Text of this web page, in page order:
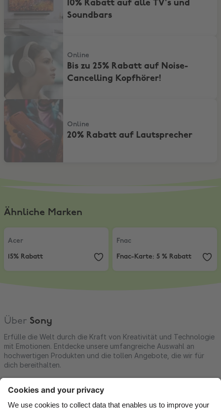
10% Rabatt auf alle TV's und
Soundbars
Bis zu 25% Rabatt auf Noise-Cancelling Kopfhörer!
Online
Bis zu 25% Rabatt auf Noise-
Cancelling Kopfhörer!
20% Rabatt auf Lautsprecher
Online
20% Rabatt auf Lautsprecher
Ähnliche Marken
Acer
Acer
15% Rabatt
Fnac
Fnac
Fnac-Karte: 5 % Rabatt
Über Sony
Erfülle die Welt durch die Kraft von Kreativität und Technologie
mit Emotionen. Entdecke unsere umfangreiche Auswahl an
hochwertigen Produkten und die tollen Angebote, die wir für
dich bereithalten.